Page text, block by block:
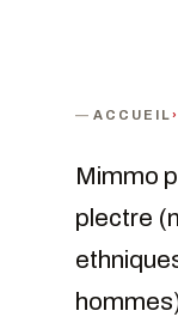
ACCUEIL›
Mimmo
plectre